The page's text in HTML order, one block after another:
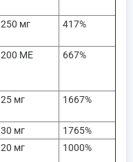
250 мг 417%
200 МЕ 667%
25 мг 1667%
30 мг
1765%
20 мг 1000%